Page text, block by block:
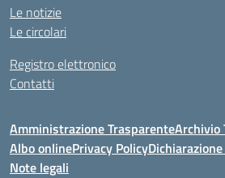
Le notizie
Le circolari
Registro elettronico
Contatti
Amministrazione TrasparenteArchivio
Albo onlinePrivacy Policy
Note legali